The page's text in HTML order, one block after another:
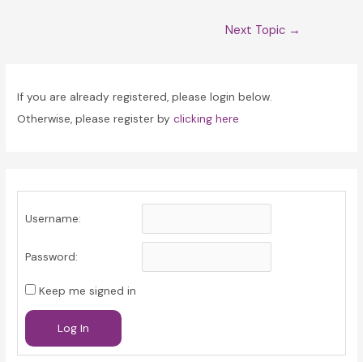
Next Topic →
If you are already registered, please login below.
Otherwise, please register byclicking here
Username:
Password:
Keep me signed in
Log In